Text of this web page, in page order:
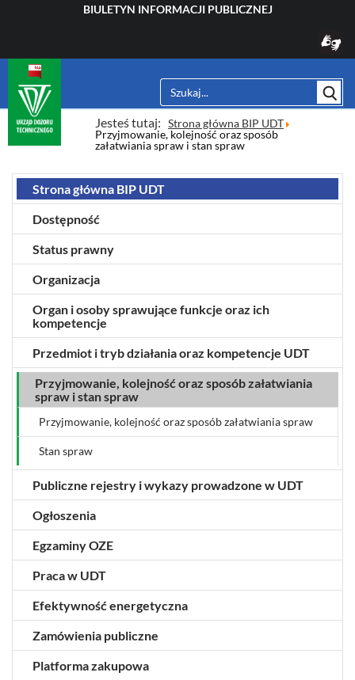
BIULETYN INFORMACJI PUBLICZNEJ
Jesteś tutaj: Strona główna BIP UDT
Przyjmowanie, kolejność oraz sposób
załatwiania spraw i stan spraw
Strona główna BIP UDT
Dostępność
Status prawny
Organizacja
Organ i osoby sprawujące funkcje oraz ich
kompetencje
Przedmiot i tryb działania oraz kompetencje UDT
Przyjmowanie, kolejność oraz sposób załatwiania
spraw i stan spraw
Przyjmowanie, kolejność oraz sposób załatwiania spraw
Stan spraw
Publiczne rejestry i wykazy prowadzone w UDT
Ogłoszenia
Egzaminy OZE
Praca w UDT
Efektywność energetyczna
Zamówienia publiczne
Platforma zakupowa